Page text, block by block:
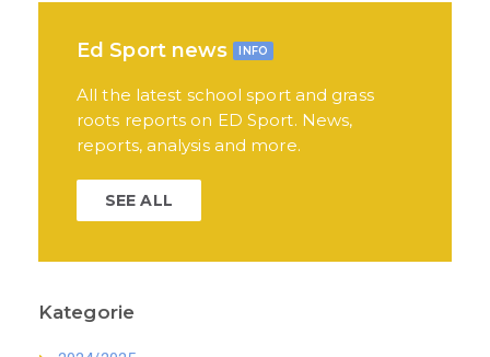
Ed Sport news INFO
All the latest school sport and grass
roots reports on ED Sport. News,
reports, analysis and more.
SEE ALL
Kategorie